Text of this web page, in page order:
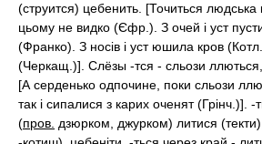
(струится) цебенить. [Точиться людська
цьому не видко (Єфр.). З очей і уст
(Франко). З носів і уст юшила кров
(Черкащ.)]. Слёзы -тся - сльози
[А серденько одпочине, поки сльози
так і сипалися з карих оченят (Грінч.)].
(пров. дзюрком, джурком) литися (текти),